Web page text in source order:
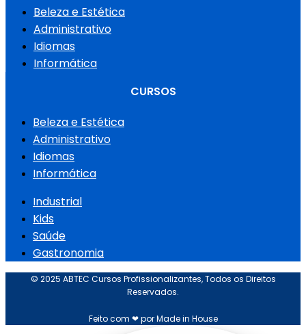
Beleza e Estética
Administrativo
Idiomas
Informática
CURSOS
Beleza e Estética
Administrativo
Idiomas
Informática
Industrial
Kids
Saúde
Gastronomia
© 2025 ABTEC Cursos Profissionalizantes, Todos os Direitos
Reservados.
Feito com ❤ por Made in House